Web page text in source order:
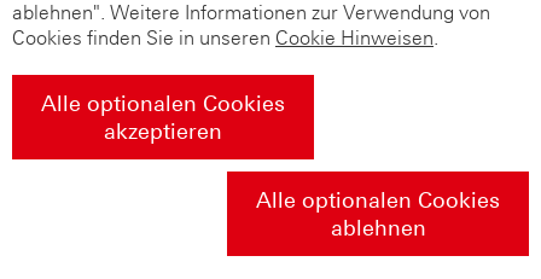
ablehnen". Weitere Informationen zur Verwendung von
Cookies finden Sie in unseren Cookie Hinweisen.
Alle optionalen Cookies
akzeptieren
Alle optionalen Cookies
ablehnen